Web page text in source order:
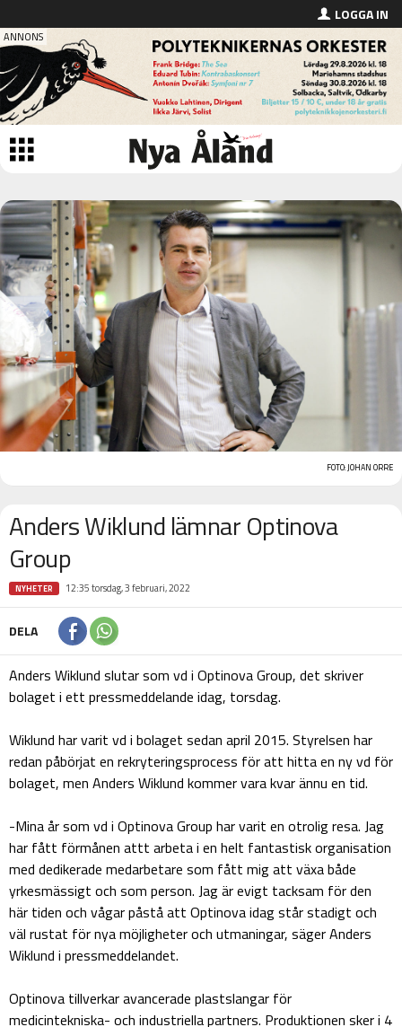
LOGGA IN
FOTO: JOHAN ORRE
Anders Wiklund lämnar Optinova
Group
NYHETER 12:35 torsdag, 3 februari, 2022
DELA
Anders Wiklund slutar som vd i Optinova Group, det skriver
bolaget i ett pressmeddelande idag, torsdag.
Wiklund har varit vd i bolaget sedan april 2015. Styrelsen har
redan påbörjat en rekryteringsprocess för att hitta en ny vd för
bolaget, men Anders Wiklund kommer vara kvar ännu en tid.
-Mina år som vd i Optinova Group har varit en otrolig resa. Jag
har fått förmånen attt arbeta i en helt fantastisk organisation
med dedikerade medarbetare som fått mig att växa både
yrkesmässigt och som person. Jag är evigt tacksam för den
här tiden och vågar påstå att Optinova idag står stadigt och
väl rustat för nya möjligheter och utmaningar, säger Anders
Wiklund i pressmeddelandet.
Optinova tillverkar avancerade plastslangar för
medicintekniska- och industriella partners. Produktionen sker i 4